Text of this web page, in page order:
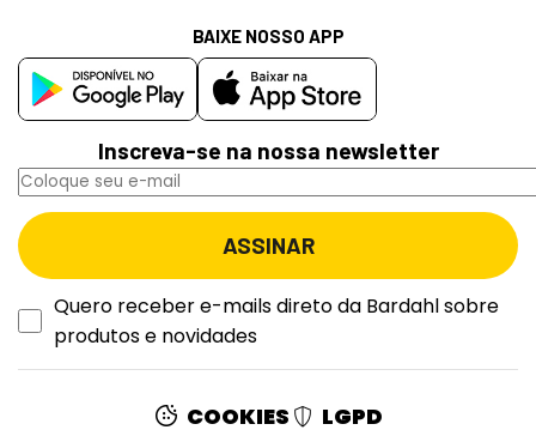
Inscreva-se na nossa newsletter
Quero receber e-mails direto da Bardahl sobre
produtos e novidades
BAIXE NOSSO APP
COOKIES LGPD